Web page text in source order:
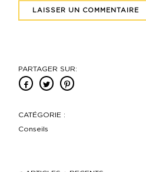
PARTAGER SUR:
CATÉGORIE :
Conseils